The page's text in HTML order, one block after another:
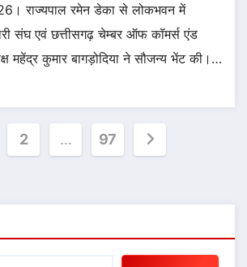
राज्यपाल रमेन डेका से लोकभवन में
संघ एवं छत्तीसगढ़ चेम्बर ऑफ कॉमर्स एंड
महेंद्र कुमार बागड़ोदिया ने सौजन्य भेंट की।…
2 … 97